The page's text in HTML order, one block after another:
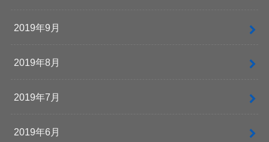
2019年9月
2019年8月
2019年7月
2019年6月